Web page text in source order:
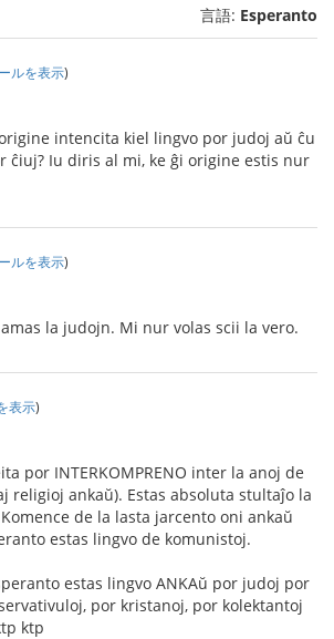
言語: Esperanto
ルを表示)
intencita kiel lingvo por judoj aŭ ĉu
ĉiuj? Iu diris al mi, ke ĝi origine estis nur
ルを表示)
la judojn. Mi nur volas scii la vero.
表示)
por INTERKOMPRENO inter la anoj de
religioj ankaŭ). Estas absoluta stultaĵo la
de la lasta jarcento oni ankaŭ
estas lingvo de komunistoj.
estas lingvo ANKAŭ por judoj por
por kristanoj, por kolektantoj
ktp